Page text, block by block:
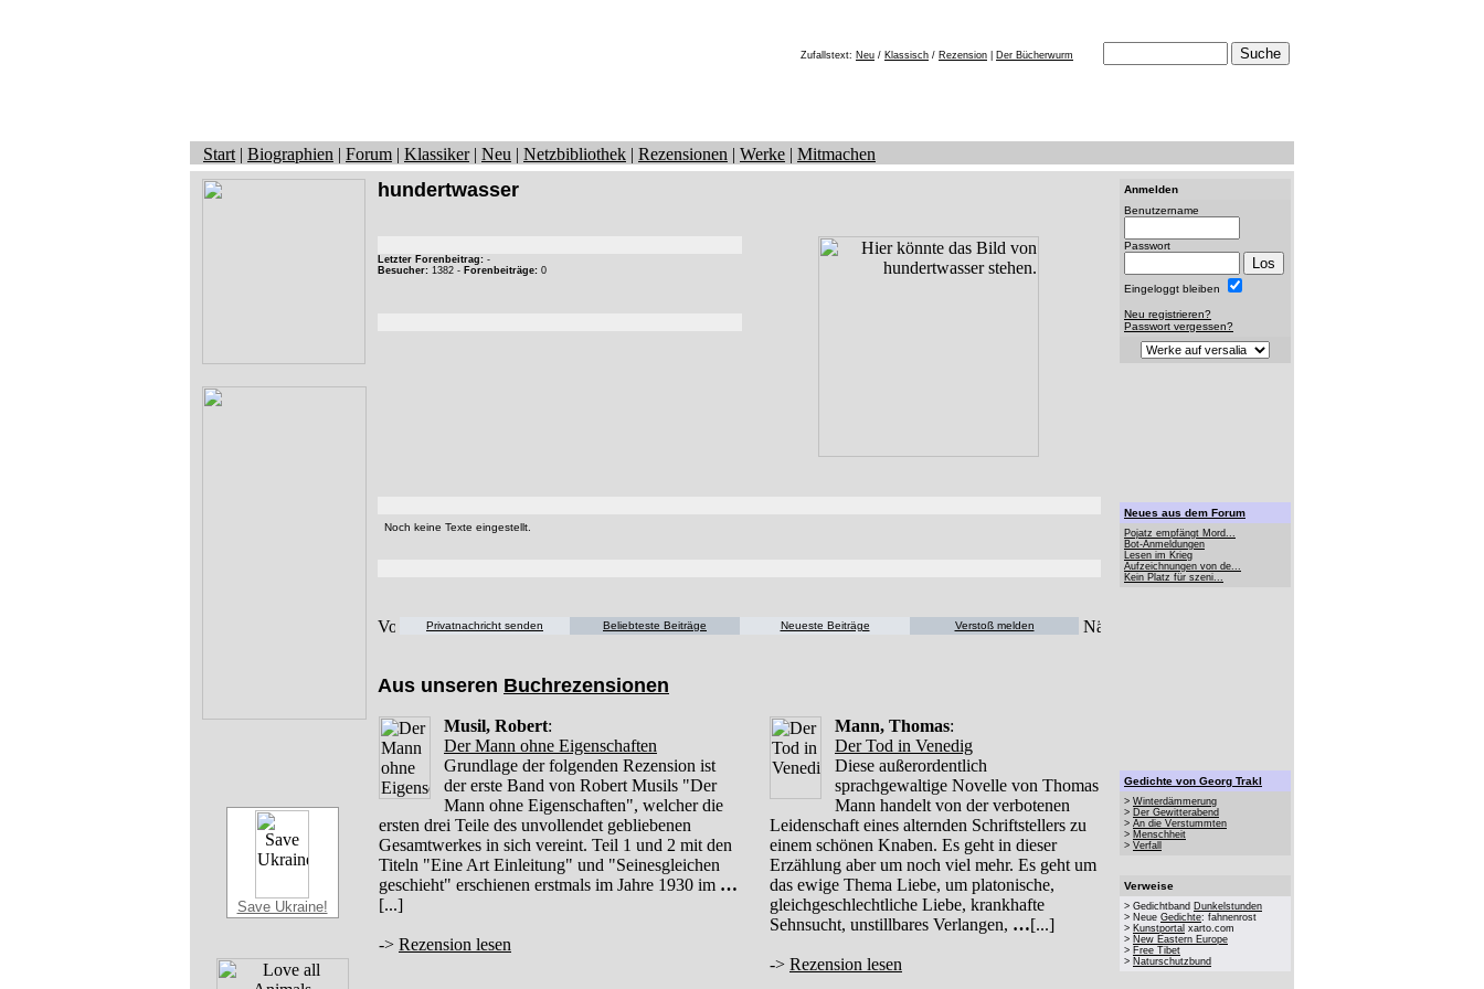
Zufallstext: Neu / Klassisch / Rezension Der Bücherwurm
Start | Biographien | Forum | Klassiker| Neu | Netzbibliothek | Rezensionen | Werke | Mitmachen
Save Ukraine!
hundertwasser
Letzter Forenbeitrag: -
Besucher: 1382 - Forenbeiträge: 0
Noch keine Texte eingestellt.
Privatnachricht senden Beliebteste Beiträge Neueste Beiträge Verstoß melden
Aus unseren Buchrezensionen
Musil, Robert:
Der Mann ohne Eigenschaften
Grundlage der folgenden Rezension ist
der erste Band von Robert Musils "Der
Mann ohne Eigenschaften", welcher die
ersten drei Teile des unvollendet gebliebenen
Gesamtwerkes in sich vereint. Teil 1 und 2 mit den
Titeln "Eine Art Einleitung" und "Seinesgleichen
geschieht" erschienen erstmals im Jahre 1930 im …
[...]
-> Rezension lesen
Mann, Thomas:
Der Tod in Venedig
Diese außerordentlich
sprachgewaltige Novelle von Thomas
Mann handelt von der verbotenen
Leidenschaft eines alternden Schriftstellers zu
einem schönen Knaben. Es geht in dieser
Erzählung aber um noch viel mehr. Es geht um
das ewige Thema Liebe, um platonische,
gleichgeschlechtliche Liebe, krankhafte
Sehnsucht, unstillbares Verlangen, …[...]
-> Rezension lesen
Anmelden
Benutzername
Passwort
Eingeloggt bleiben
Neu registrieren?
Passwort vergessen?
Neues aus dem Forum
Pojatz empfängt Mord...
Bot-Anmeldungen
Lesen im Krieg
Aufzeichnungen von de...
Kein Platz für szeni...
Gedichte von Georg Trakl
> Winterdämmerung
> Der Gewitterabend
> An die Verstummten
> Menschheit
> Verfall
Verweise
> Gedichtband Dunkelstunden
> Neue Gedichte: fahnenrost
> Kunstportal xarto.com
> New Eastern Europe
> Free Tibet
> Naturschutzbund